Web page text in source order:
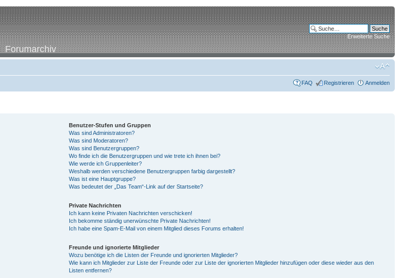
Forumarchiv
Erweiterte Suche
FAQ Registrieren Anmelden
Benutzer-Stufen und Gruppen
Was sind Administratoren?
Was sind Moderatoren?
Was sind Benutzergruppen?
Wo finde ich die Benutzergruppen und wie trete ich ihnen bei?
Wie werde ich Gruppenleiter?
Weshalb werden verschiedene Benutzergruppen farbig dargestellt?
Was ist eine Hauptgruppe?
Was bedeutet der „Das Team“-Link auf der Startseite?
Private Nachrichten
Ich kann keine Privaten Nachrichten verschicken!
Ich bekomme ständig unerwünschte Private Nachrichten!
Ich habe eine Spam-E-Mail von einem Mitglied dieses Forums erhalten!
Freunde und ignorierte Mitglieder
Wozu benötige ich die Listen der Freunde und ignorierten Mitglieder?
Wie kann ich Mitglieder zur Liste der Freunde oder zur Liste der ignorierten Mitglieder hinzufügen oder diese wieder aus den
Listen entfernen?